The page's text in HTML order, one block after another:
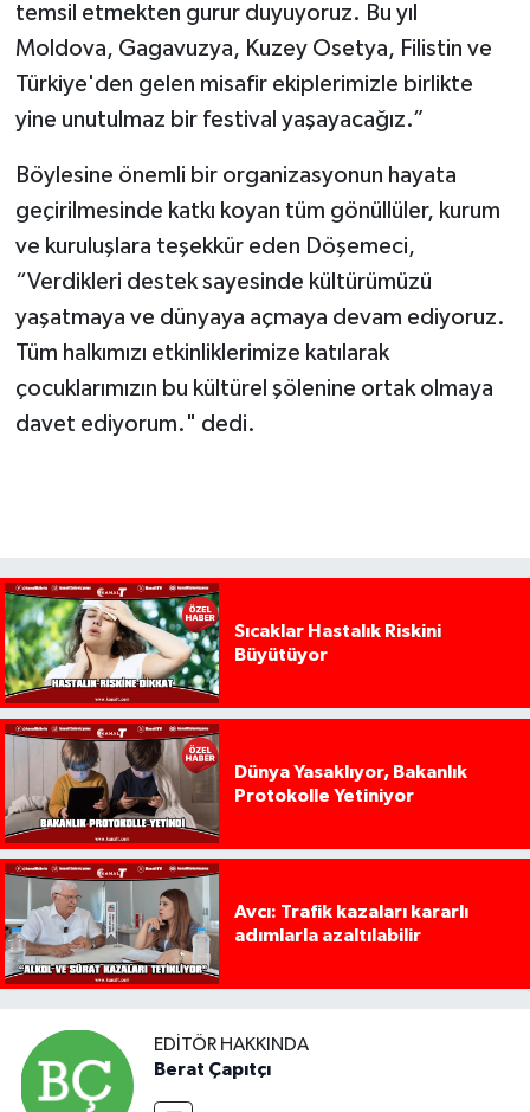
temsil etmekten gurur duyuyoruz. Bu yıl
Moldova, Gagavuzya, Kuzey Osetya, Filistin ve
Türkiye'den gelen misafir ekiplerimizle birlikte
yine unutulmaz bir festival yaşayacağız.”
Böylesine önemli bir organizasyonun hayata
geçirilmesinde katkı koyan tüm gönüllüler, kurum
ve kuruluşlara teşekkür eden Döşemeci,
“Verdikleri destek sayesinde kültürümüzü
yaşatmaya ve dünyaya açmaya devam ediyoruz.
Tüm halkımızı etkinliklerimize katılarak
çocuklarımızın bu kültürel şölenine ortak olmaya
davet ediyorum." dedi.
Sıcaklar Hastalık Riskini
Büyütüyor
Dünya Yasaklıyor, Bakanlık
Protokolle Yetiniyor
Avcı: Trafik kazaları kararlı
adımlarla azaltılabilir
EDITÖR HAKKINDA
Berat Çapıtçı